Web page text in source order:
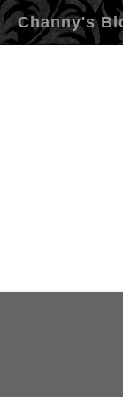
Channy's